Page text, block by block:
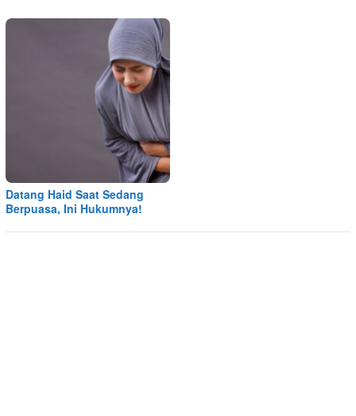
Datang Haid Saat Sedang
Berpuasa, Ini Hukumnya!